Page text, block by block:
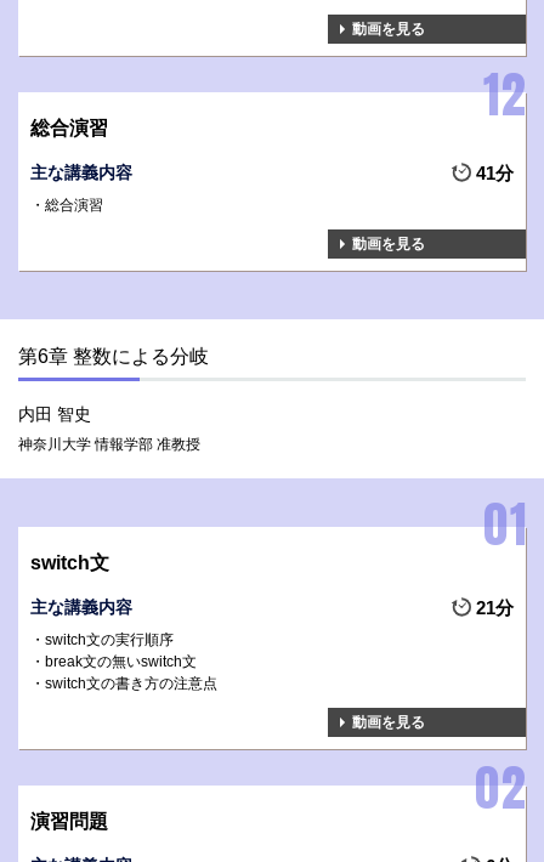
動画を見る
総合演習
主な講義内容 41分
総合演習
動画を見る
第6章 整数による分岐
内田 智史
神奈川大学 情報学部 准教授
switch文
主な講義内容 21分
switch文の実行順序
break文の無いswitch文
switch文の書き方の注意点
動画を見る
演習問題